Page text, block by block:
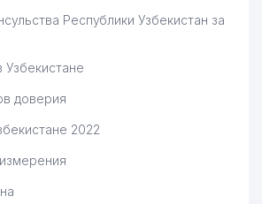
Республики Узбекистан за
Узбекистане
доверия
2022